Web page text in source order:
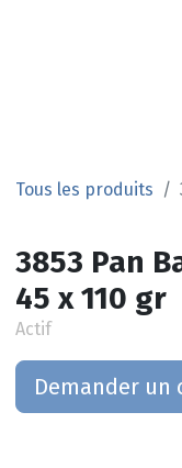
Tous les produits
3853 Pan
45 x 110 gr
Actif
Demander un